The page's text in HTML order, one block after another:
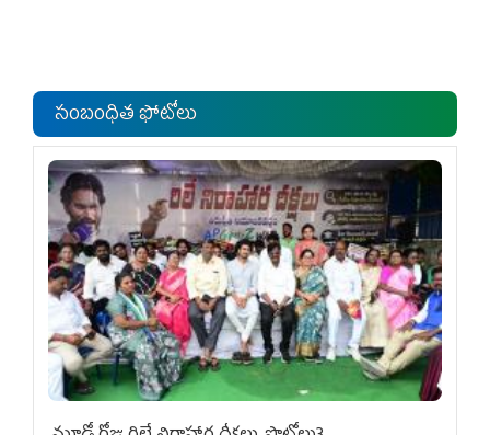
సంబంధిత ఫోటోలు